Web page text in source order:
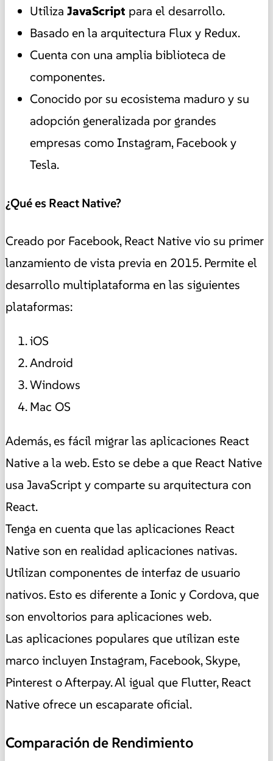
Utiliza JavaScript para el desarrollo.
Basado en la arquitectura Flux y Redux.
Cuenta con una amplia biblioteca de
componentes.
Conocido por su ecosistema maduro y su
adopción generalizada por grandes
empresas como Instagram, Facebook y
Tesla.
¿Qué es React Native?
Creado por Facebook, React Native vio su primer
lanzamiento de vista previa en 2015. Permite el
desarrollo multiplataforma en las siguientes
plataformas:
iOS
Android
Windows
Mac OS
Además, es fácil migrar las aplicaciones React
Native a la web. Esto se debe a que React Native
usa JavaScript y comparte su arquitectura con
React.
Tenga en cuenta que las aplicaciones React
Native son en realidad aplicaciones nativas.
Utilizan componentes de interfaz de usuario
nativos. Esto es diferente a Ionic y Cordova, que
son envoltorios para aplicaciones web.
Las aplicaciones populares que utilizan este
marco incluyen Instagram, Facebook, Skype,
Pinterest o Afterpay. Al igual que Flutter, React
Native ofrece un escaparate oficial.
Comparación de Rendimiento